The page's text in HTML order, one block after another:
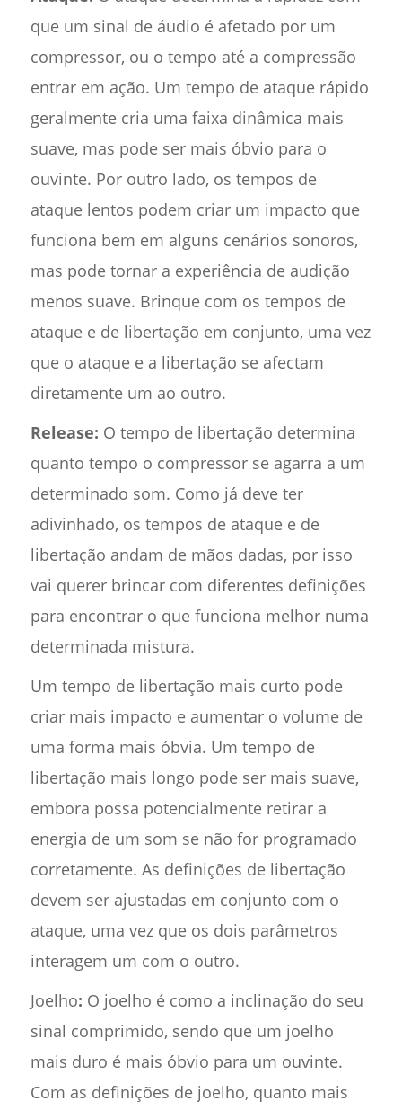
que um sinal de áudio é afetado por um
compressor, ou o tempo até a compressão
entrar em ação. Um tempo de ataque rápido
geralmente cria uma faixa dinâmica mais
suave, mas pode ser mais óbvio para o
ouvinte. Por outro lado, os tempos de
ataque lentos podem criar um impacto que
funciona bem em alguns cenários sonoros,
mas pode tornar a experiência de audição
menos suave. Brinque com os tempos de
ataque e de libertação em conjunto, uma vez
que o ataque e a libertação se afectam
diretamente um ao outro.
Release: O tempo de libertação determina
quanto tempo o compressor se agarra a um
determinado som. Como já deve ter
adivinhado, os tempos de ataque e de
libertação andam de mãos dadas, por isso
vai querer brincar com diferentes definições
para encontrar o que funciona melhor numa
determinada mistura.
Um tempo de libertação mais curto pode
criar mais impacto e aumentar o volume de
uma forma mais óbvia. Um tempo de
libertação mais longo pode ser mais suave,
embora possa potencialmente retirar a
energia de um som se não for programado
corretamente. As definições de libertação
devem ser ajustadas em conjunto com o
ataque, uma vez que os dois parâmetros
interagem um com o outro.
Joelho: O joelho é como a inclinação do seu
sinal comprimido, sendo que um joelho
mais duro é mais óbvio para um ouvinte.
Com as definições de joelho, quanto mais